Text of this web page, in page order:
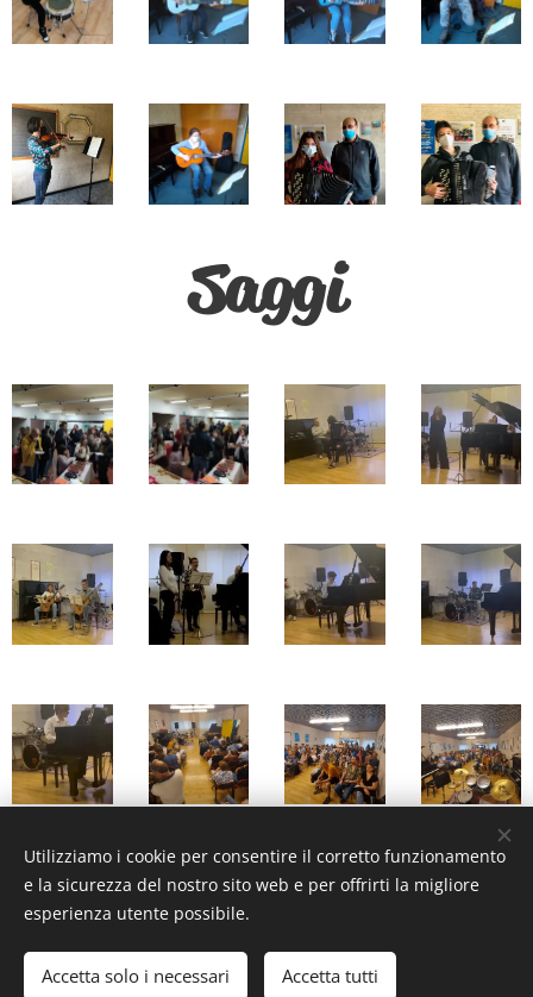
Saggi
Associazione Musicale della Carnia, Via XXV Aprile, 27 C.F.
Creato con Webnode Cookies
Utilizziamo i cookie per consentire il corretto funzionamento
e la sicurezza del nostro sito web e per offrirti la migliore
esperienza utente possibile.
Accetta solo i necessari Accetta tutti